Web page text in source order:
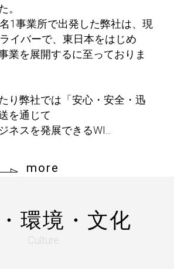
。
1事業所で出発した弊社は、現
イバーで、東日本をはじめ
業を展開するに至っておりま
り弊社では「安心・安全・迅
を通じて
ネスを発展できるWI...
more
環境・文化
Culture